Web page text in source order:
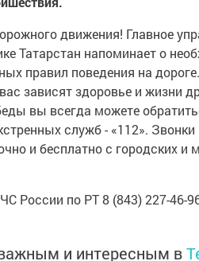
движения! Главное
Татарстан напоминает о
правил поведения на
зависят здоровье и жизни
вы всегда можете
служб - «112». Звонки
и бесплатно с городских и
России по РТ 8 (843) 227-46-
и интересным в